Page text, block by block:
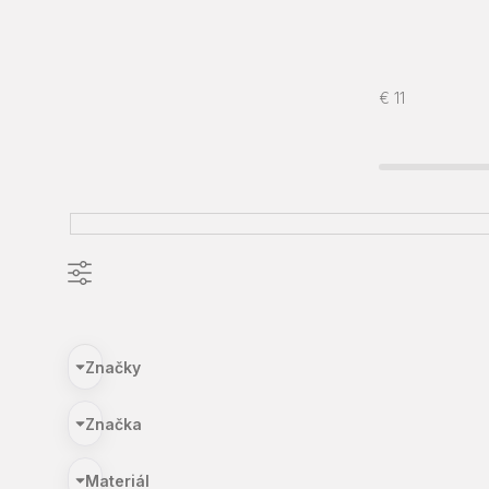
€ 11
Značky
Značka
Materiál